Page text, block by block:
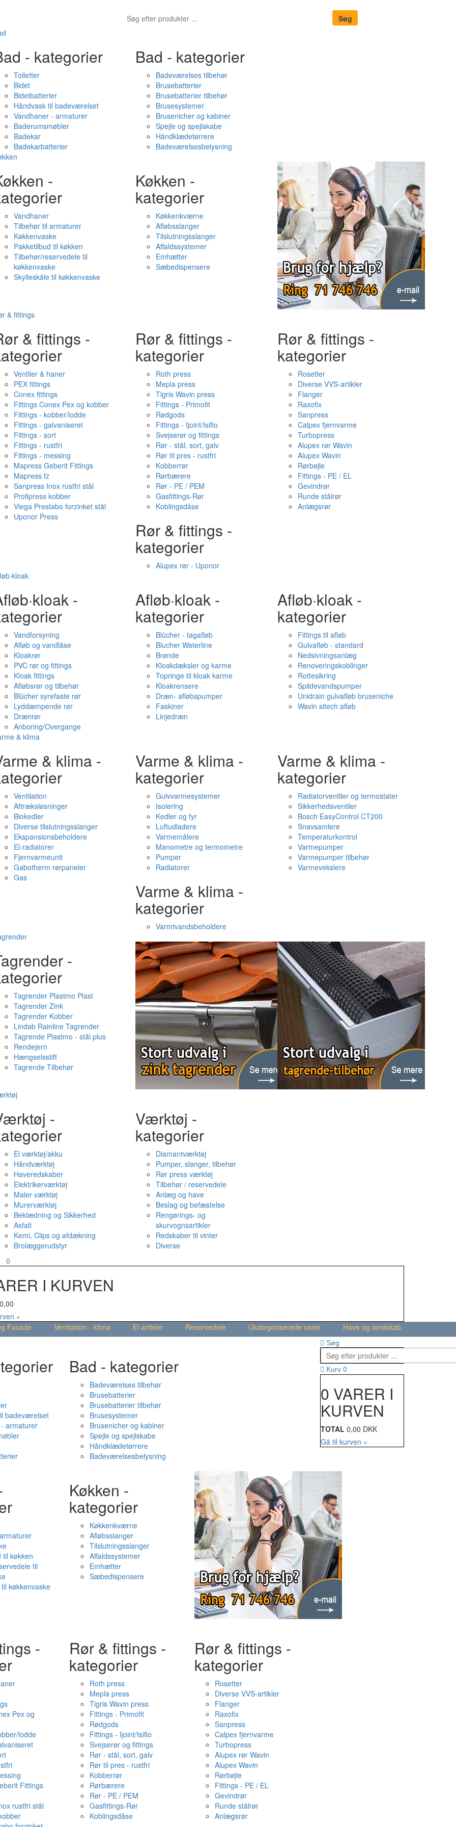
- kategorier
Toiletter
Bidet
Bidetbatterier
Håndvask til badeværelset
Vandhaner - armaturer
Baderumsmøbler
Badekar
Badekarbatterier
Bad - kategorier
Badeværelses tilbehør
Brusebatterier
Brusebatterier tilbehør
Brusesystemer
Brusenicher og kabiner
Spejle og spejlskabe
Håndklædetørrere
Badeværelsesbelysning
-
Vandhaner
Tilbehør til armaturer
Køkkenvaske
Pakketilbud til køkken
Tilbehør/reservedele til
køkkenvaske
Skylleskåle til køkkenvaske
Køkken -
kategorier
Køkkenkværne
Afløbsslanger
Tilslutningsslanger
Affaldssystemer
Emhætter
Sæbedispensere
& fittings
& fittings -
Ventiler & haner
PEX fittings
Conex fittings
Fittings Conex Pex og kobber
Fittings - kobber/lodde
Fittings - galvaniseret
Fittings - sort
Fittings - rustfri
Fittings - messing
Mapress Geberit Fittings
Mapress fz
Sanpress Inox rustfri stål
Profipress kobber
Viega Prestabo forzinket stål
Uponor Press
Rør & fittings -
kategorier
Roth press
Mepla press
Tigris Wavin press
Fittings - Primofit
Rødgods
Fittings - Ijoint/Isiflo
Svejserør og fittings
Rør - stål, sort, galv
Rør til pres - rustfri
Kobberrør
Rørbærere
Rør - PE / PEM
Gasfittings-Rør
Koblingsdåse
Rør & fittings -
kategorier
Rosetter
Diverse VVS-artikler
Flanger
Raxofix
Sanpress
Calpex fjernvarme
Turbopress
Alupex rør Wavin
Alupex Wavin
Rørbøjle
Fittings - PE / EL
Gevindrør
Runde stålrør
Anlægsrør
Rør & fittings -
kategorier
Alupex rør - Uponor
-
Vandforsyning
Afløb og vandlåse
Kloakrør
PVC rør og fittings
Kloak fittings
Afløbsrør og tilbehør
Blücher syrefaste rør
Lyddæmpende rør
Drænrør
Anboring/Overgange
Afløb·kloak -
kategorier
Blücher - tagafløb
Blucher Waterline
Brønde
Kloakdæksler og karme
Topringe til kloak karme
Kloakrensere
Dræn- afløbspumper
Faskiner
Linjedræn
Afløb·kloak -
kategorier
Fittings til afløb
Gulvafløb - standard
Nedsivningsanlæg
Renoveringskoblinger
Rottesikring
Spildevandspumper
Unidrain gulvafløb bruseniche
Wavin sitech afløb
& klima
& klima -
Ventilation
Aftræksløsninger
Biokedler
Diverse tilslutningsslanger
Ekspansionsbeholdere
El-radiatorer
Fjernvarmeunit
Gabotherm rørpaneler
Gas
Varme & klima -
kategorier
Gulvvarmesystemer
Isolering
Kedler og fyr
Luftudladere
Varmemålere
Manometre og termometre
Pumper
Radiatorer
Varme & klima -
kategorier
Radiatorventiler og termostater
Sikkerhedsventiler
Bosch EasyControl CT200
Snavsamlere
Temperaturkontrol
Varmepumper
Varmepumper tilbehør
Varmevekslere
Varme & klima -
kategorier
Varmtvandsbeholdere
-
Tagrender Plastmo Plast
Tagrender Zink
Tagrender Kobber
Lindab Rainline Tagrender
Tagrende Plastmo - stål plus
Rendejern
Hængselsstift
Tagrende Tilbehør
-
El værktøj/akku
Håndværktøj
Haveredskaber
Elektrikerværktøj
Maler værktøj
Murerværktøj
Beklædning og Sikkerhed
Asfalt
Kemi, Clips og afdækning
Brolæggerudstyr
Værktøj -
kategorier
Diamantværktøj
Pumper, slanger, tilbehør
Rør press værktøj
Tilbehør / reservedele
Anlæg og have
Beslag og befæstelse
Rengørings- og
skurvognsartikler
Redskaber til vinter
Diverse
0
I KURVEN
»
Facade
Ventilation - klima El artikler Reservedele Ukategoriserede varer Have og landskab
badeværelset
armaturer
Bad - kategorier
Badeværelses tilbehør
Brusebatterier
Brusebatterier tilbehør
Brusesystemer
Brusenicher og kabiner
Spejle og spejlskabe
Håndklædetørrere
Badeværelsesbelysning
til køkken
til
køkkenvaske
Køkken -
kategorier
Køkkenkværne
Afløbsslanger
Tilslutningsslanger
Affaldssystemer
Emhætter
Sæbedispensere
-
Pex og
lodde
Fittings
rustfri stål
Rør & fittings -
kategorier
Roth press
Mepla press
Tigris Wavin press
Fittings - Primofit
Rødgods
Fittings - Ijoint/Isiflo
Svejserør og fittings
Rør - stål, sort, galv
Rør til pres - rustfri
Kobberrør
Rørbærere
Rør - PE / PEM
Gasfittings-Rør
Koblingsdåse
Rør & fittings -
kategorier
Rosetter
Diverse VVS-artikler
Flanger
Raxofix
Sanpress
Calpex fjernvarme
Turbopress
Alupex rør Wavin
Alupex Wavin
Rørbøjle
Fittings - PE / EL
Gevindrør
Runde stålrør
Anlægsrør
Søg
Kurv 0
0 VARER I
KURVEN
TOTAL 0,00 DKK
Gå til kurven »